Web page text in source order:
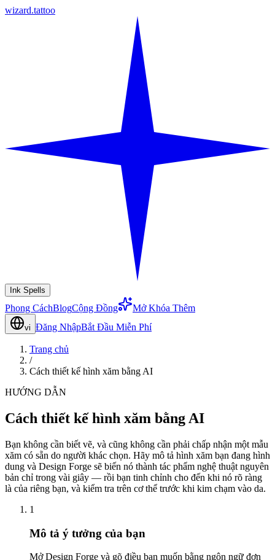
wizard.tattoo
Ink Spells
Phong CáchBlogCộng Đồng Mở Khóa Thêm
vi Đăng NhậpBắt Đầu Miễn Phí
Trang chủ
/
Cách thiết kế hình xăm bằng AI
HƯỚNG DẪN
Cách thiết kế hình xăm bằng AI
Bạn không cần biết vẽ, và cũng không cần phải chấp nhận một mẫu
xăm có sẵn do người khác chọn. Hãy mô tả hình xăm bạn đang hình
dung và Design Forge sẽ biến nó thành tác phẩm nghệ thuật nguyên
bản chỉ trong vài giây — rồi bạn tinh chỉnh cho đến khi nó rõ ràng
là của riêng bạn, và kiểm tra trên cơ thể trước khi kim chạm vào da.
1
Mô tả ý tưởng của bạn
Mở Design Forge và gõ điều bạn muốn bằng ngôn ngữ đơn